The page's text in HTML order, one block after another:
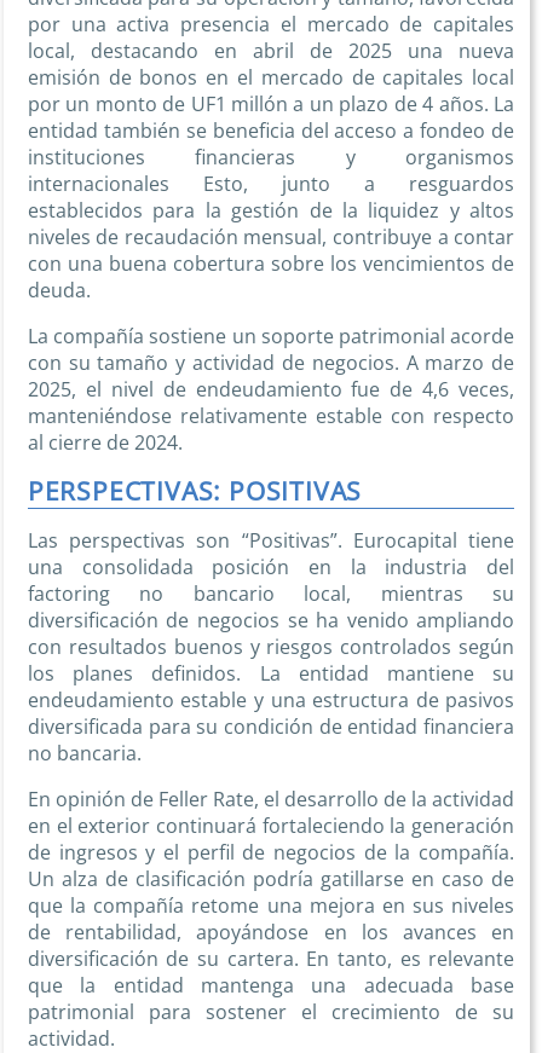
por una activa presencia el mercado de capitales
local, destacando en abril de 2025 una nueva
emisión de bonos en el mercado de capitales local
por un monto de UF1 millón a un plazo de 4 años. La
entidad también se beneficia del acceso a fondeo de
instituciones financieras y organismos
internacionales Esto, junto a resguardos
establecidos para la gestión de la liquidez y altos
niveles de recaudación mensual, contribuye a contar
con una buena cobertura sobre los vencimientos de
deuda.
La compañía sostiene un soporte patrimonial acorde
con su tamaño y actividad de negocios. A marzo de
2025, el nivel de endeudamiento fue de 4,6 veces,
manteniéndose relativamente estable con respecto
al cierre de 2024.
PERSPECTIVAS: POSITIVAS
Las perspectivas son “Positivas”. Eurocapital tiene
una consolidada posición en la industria del
factoring no bancario local, mientras su
diversificación de negocios se ha venido ampliando
con resultados buenos y riesgos controlados según
los planes definidos. La entidad mantiene su
endeudamiento estable y una estructura de pasivos
diversificada para su condición de entidad financiera
no bancaria.
En opinión de Feller Rate, el desarrollo de la actividad
en el exterior continuará fortaleciendo la generación
de ingresos y el perfil de negocios de la compañía.
Un alza de clasificación podría gatillarse en caso de
que la compañía retome una mejora en sus niveles
de rentabilidad, apoyándose en los avances en
diversificación de su cartera. En tanto, es relevante
que la entidad mantenga una adecuada base
patrimonial para sostener el crecimiento de su
actividad.